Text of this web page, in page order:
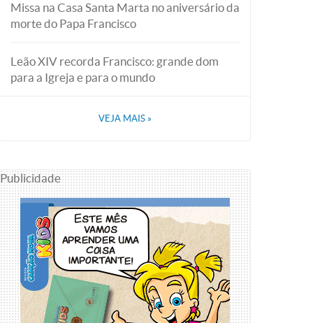
Missa na Casa Santa Marta no aniversário da
morte do Papa Francisco
Leão XIV recorda Francisco: grande dom
para a Igreja e para o mundo
VEJA MAIS »
Publicidade